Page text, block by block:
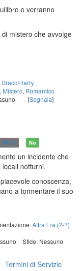
o verranno
mistero che avvolge
Draco/Harry
, Mistero, Romantico
[Segnala]
NC17 No
un incidente che
notturni.
conoscenza,
a tormentare il suo
Altra Era (?-?)
Sfide: Nessuno
Termini di Servizio